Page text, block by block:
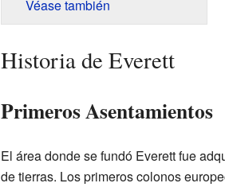
Véase también
Historia de Everett
Primeros Asentamientos
El área donde se fundó Everett fue
de tierras. Los primeros colonos